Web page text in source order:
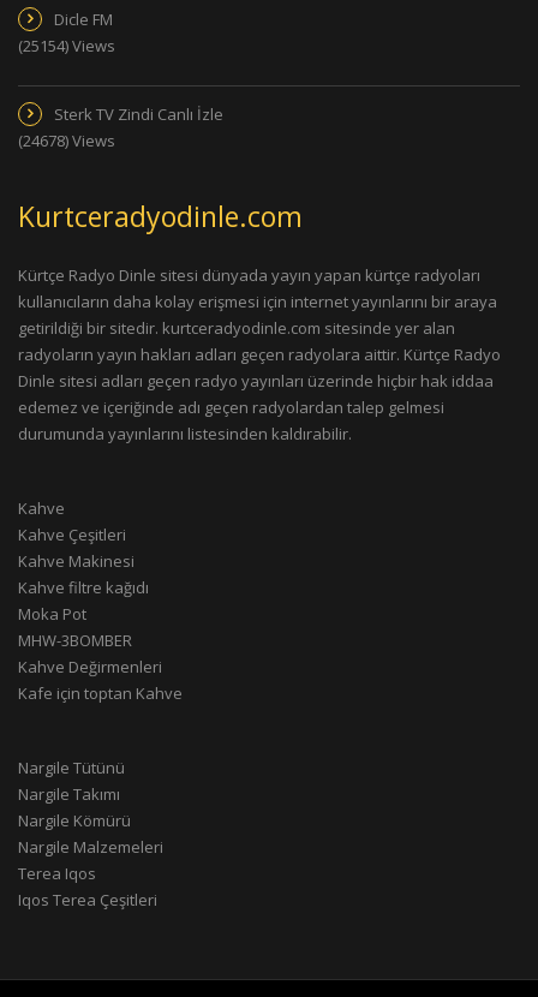
Dicle FM
(25154) Views
Sterk TV Zindi Canlı İzle
(24678) Views
Kurtceradyodinle.com
Kürtçe Radyo Dinle sitesi dünyada yayın yapan kürtçe radyoları
kullanıcıların daha kolay erişmesi için internet yayınlarını bir araya
getirildiği bir sitedir. kurtceradyodinle.com sitesinde yer alan
radyoların yayın hakları adları geçen radyolara aittir. Kürtçe Radyo
Dinle sitesi adları geçen radyo yayınları üzerinde hiçbir hak iddaa
edemez ve içeriğinde adı geçen radyolardan talep gelmesi
durumunda yayınlarını listesinden kaldırabilir.
Kahve
Kahve Çeşitleri
Kahve Makinesi
Kahve filtre kağıdı
Moka Pot
MHW-3BOMBER
Kahve Değirmenleri
Kafe için toptan Kahve
Nargile Tütünü
Nargile Takımı
Nargile Kömürü
Nargile Malzemeleri
Terea Iqos
Iqos Terea Çeşitleri